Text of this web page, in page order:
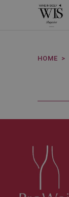
HOME